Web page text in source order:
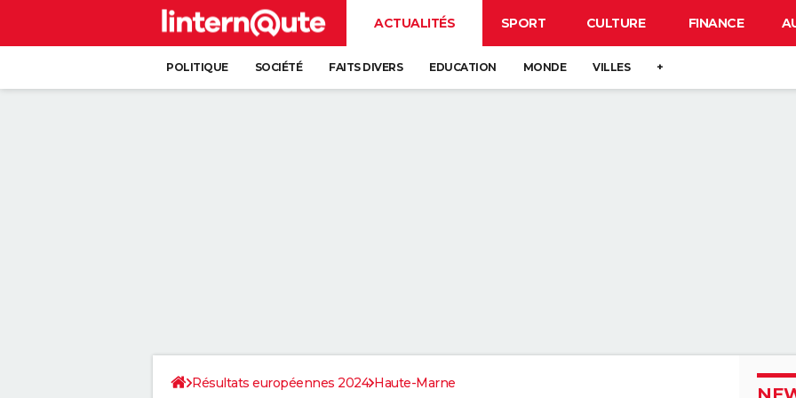
ACTUALITÉS SPORT CULTURE FINANCE
POLITIQUE SOCIÉTÉ FAITS DIVERS EDUCATION MONDE VILLES +
Résultats européennes 2024 Haute-Marne